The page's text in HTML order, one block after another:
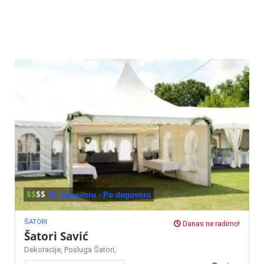
$$$$ Po dogovoru - Po dogovoru
ŠATORI Danas ne radimo!
Šatori Savić
Dekoracije, Posluga Šatori,